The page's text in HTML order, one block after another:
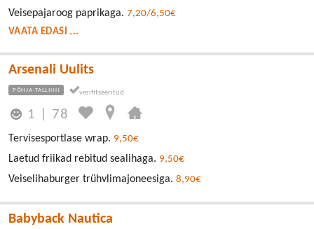
Veisepajaroog paprikaga. 7,20/6,50€
VAATA EDASI ...
Arsenali Uulits
PÕHJA-TALLINN
1 78
Tervisesportlase wrap. 9,50€
Laetud friikad rebitud sealihaga. 9,50€
Veiselihaburger trühvlimajoneesiga. 8,90€
Babyback Nautica